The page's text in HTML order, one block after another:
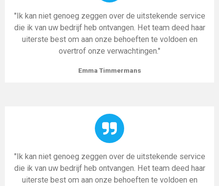
"Ik kan niet genoeg zeggen over de uitstekende service
die ik van uw bedrijf heb ontvangen. Het team deed haar
uiterste best om aan onze behoeften te voldoen en
overtrof onze verwachtingen."
Emma Timmermans
"Ik kan niet genoeg zeggen over de uitstekende service
die ik van uw bedrijf heb ontvangen. Het team deed haar
uiterste best om aan onze behoeften te voldoen en